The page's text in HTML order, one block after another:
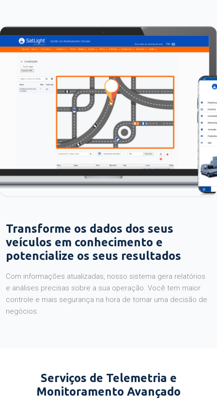
Transforme os dados dos seus
veículos em conhecimento e
potencialize os seus resultados
Com informações atualizadas, nosso sistema gera relatórios
e análises precisas sobre a sua operação. Você tem maior
controle e mais segurança na hora de tomar uma decisão de
negócios.
Serviços de Telemetria e
Monitoramento Avançado